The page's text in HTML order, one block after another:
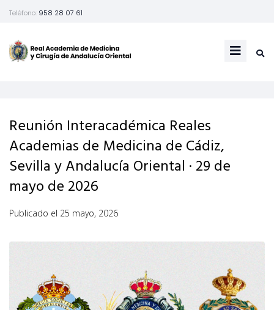
Teléfono: 958 28 07 61
Reunión Interacadémica Reales
Academias de Medicina de Cádiz,
Sevilla y Andalucía Oriental · 29 de
mayo de 2026
Publicado el 25 mayo, 2026